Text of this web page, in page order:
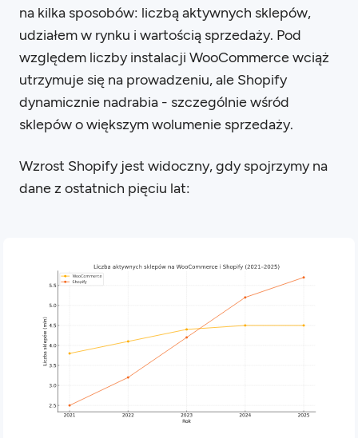
na kilka sposobów: liczbą aktywnych sklepów,
udziałem w rynku i wartością sprzedaży. Pod
względem liczby instalacji WooCommerce wciąż
utrzymuje się na prowadzeniu, ale Shopify
dynamicznie nadrabia - szczególnie wśród
sklepów o większym wolumenie sprzedaży.
Wzrost Shopify jest widoczny, gdy spojrzymy na
dane z ostatnich pięciu lat: